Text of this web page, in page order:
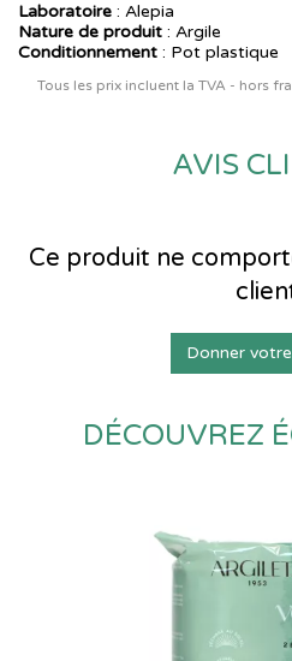
Laboratoire : Alepia
Nature de produit : Argile
Conditionnement : Pot plastique
Tous les prix incluent la TVA - hors
AVIS
Ce produit ne
Donner
DÉCOUVREZ